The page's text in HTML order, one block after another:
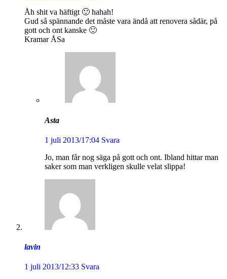
Åh shit va häftigt 🙂 hahah!
Gud så spännande det måste vara ändå att renovera sådär, på
gott och ont kanske 🙂
Kramar ÅSa
Asta
1 juli 2013/17:04 Svara
Jo, man får nog säga på gott och ont. Ibland hittar man
saker som man verkligen skulle velat slippa!
lavin
1 juli 2013/12:33 Svara